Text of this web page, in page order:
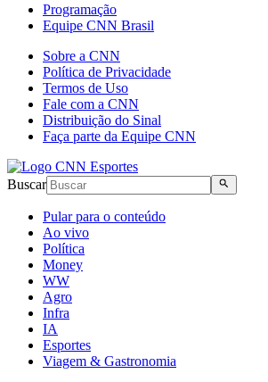
Programação
Equipe CNN Brasil
Sobre a CNN
Política de Privacidade
Termos de Uso
Fale com a CNN
Distribuição do Sinal
Faça parte da Equipe CNN
Buscar
Pular para o conteúdo
Ao vivo
Política
Money
WW
Agro
Infra
IA
Esportes
Viagem & Gastronomia